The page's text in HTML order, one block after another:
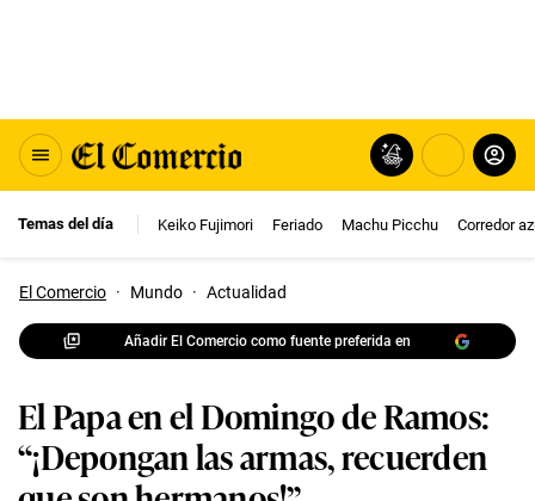
Temas del día Keiko Fujimori Feriado Machu Picchu Corredor
El Comercio · Mundo · Actualidad
Añadir El Comercio como fuente preferida en
El Papa en el Domingo de Ramos:
“¡Depongan las armas, recuerden